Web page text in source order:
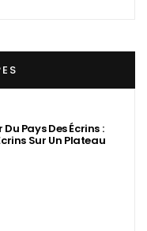
Du Pays Des Écrins :
Sur Un Plateau